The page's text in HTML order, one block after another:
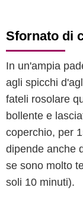
Sfornato di
In un'ampia
agli spicchi
fateli rosolare
bollente e
coperchio, per
dipende anche
se sono molto
soli 10 minuti).